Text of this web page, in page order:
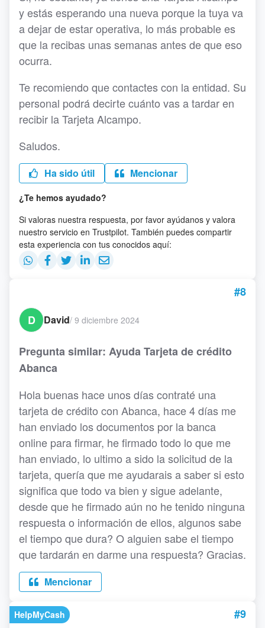
y estás esperando una nueva porque la tuya va
a dejar de estar operativa, lo más probable es
que la recibas unas semanas antes de que eso
ocurra.
Te recomiendo que contactes con la entidad. Su
personal podrá decirte cuánto vas a tardar en
recibir la Tarjeta Alcampo.
Saludos.
Ha sido útil Mencionar
¿Te hemos ayudado?
Si valoras nuestra respuesta, por favor ayúdanos y valora
nuestro servicio en Trustpilot. También puedes compartir
esta experiencia con tus conocidos aquí:
#8
D
David/ 9 diciembre 2024
Pregunta similar: Ayuda Tarjeta de crédito
Abanca
Hola buenas hace unos días contraté una
tarjeta de crédito con Abanca, hace 4 días me
han enviado los documentos por la banca
online para firmar, he firmado todo lo que me
han enviado, lo ultimo a sido la solicitud de la
tarjeta, quería que me ayudarais a saber si esto
significa que todo va bien y sigue adelante,
desde que he firmado aún no he tenido ninguna
respuesta o información de ellos, algunos sabe
el tiempo que dura? O alguien sabe el tiempo
que tardarán en darme una respuesta? Gracias.
Mencionar
HelpMyCash #9